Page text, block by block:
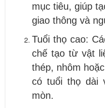
mục tiêu, giúp
giao thông và
Tuổi thọ cao:
chế tạo từ vật
thép, nhôm
có tuổi thọ dài
mòn.